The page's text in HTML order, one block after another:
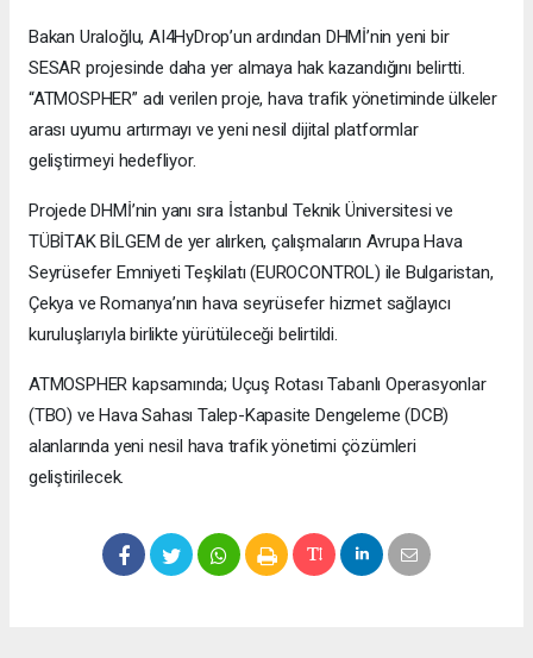
Bakan Uraloğlu, AI4HyDrop’un ardından DHMİ’nin yeni bir
SESAR projesinde daha yer almaya hak kazandığını belirtti.
“ATMOSPHER” adı verilen proje, hava trafik yönetiminde ülkeler
arası uyumu artırmayı ve yeni nesil dijital platformlar
geliştirmeyi hedefliyor.
Projede DHMİ’nin yanı sıra İstanbul Teknik Üniversitesi ve
TÜBİTAK BİLGEM de yer alırken, çalışmaların Avrupa Hava
Seyrüsefer Emniyeti Teşkilatı (EUROCONTROL) ile Bulgaristan,
Çekya ve Romanya’nın hava seyrüsefer hizmet sağlayıcı
kuruluşlarıyla birlikte yürütüleceği belirtildi.
ATMOSPHER kapsamında; Uçuş Rotası Tabanlı Operasyonlar
(TBO) ve Hava Sahası Talep-Kapasite Dengeleme (DCB)
alanlarında yeni nesil hava trafik yönetimi çözümleri
geliştirilecek.